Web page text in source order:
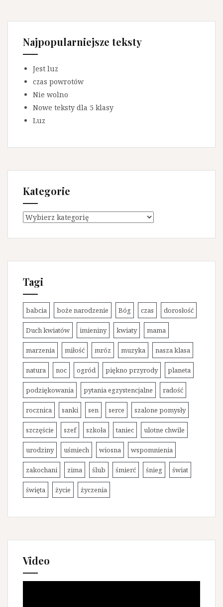
Najpopularniejsze teksty
Jest luz
czas powrotów
Nie wolno
Nowe teksty dla 5 klasy
Luz
Kategorie
K
t
g
r
i
e
Tagi
babcia boże narodzenie Bóg czas dorosłość
Duch kwiatów imieniny kwiaty mama
marzenia miłość mróz muzyka nasza klasa
natura noc ogród piękno przyrody planeta
podziękowania pytania egzystencjalne radość
rocznica sanki sen serce szalone pomysły
szczęście szef szkoła taniec ulotne chwile
urodziny uśmiech wiosna wspomnienia
zakochani zima ślub śmierć śnieg świat
święta życie życzenia
Video